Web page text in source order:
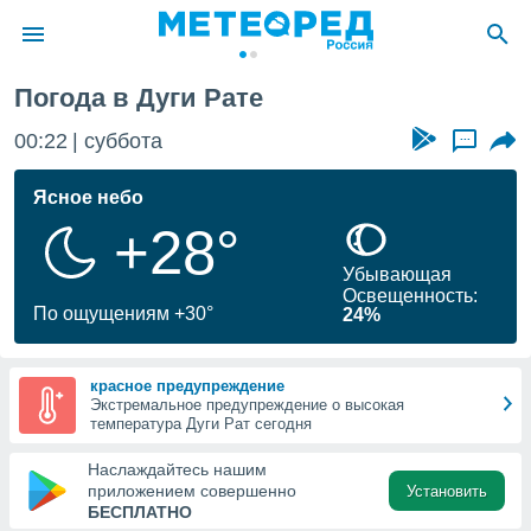
о
Вы можете
к этому
доступ
Погода в Дуги Рате
00:22 суббота ...
Ясное небо
+28°
По ощущениям +30°
Убывающая
Освещенность:
24%
красное предупреждение
Экстремальное предупреждение о высокая
температура Дуги Рат сегодня
Наслаждайтесь нашим
приложением совершенно
БЕСПЛАТНО
Установить